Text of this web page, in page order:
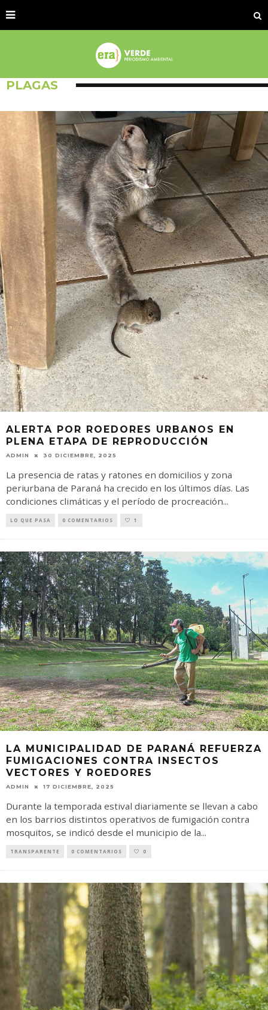
PLAGAS
ALERTA POR ROEDORES URBANOS EN
PLENA ETAPA DE REPRODUCCIÓN
ADMIN 30 DICIEMBRE, 2025
La presencia de ratas y ratones en domicilios y zona
periurbana de Paraná ha crecido en los últimos días. Las
condiciones climáticas y el período de procreación...
LO QUE PASA 0 COMENTARIOS 1
LA MUNICIPALIDAD DE PARANÁ REFUERZA
FUMIGACIONES CONTRA INSECTOS
VECTORES Y ROEDORES
ADMIN 17 DICIEMBRE, 2025
Durante la temporada estival diariamente se llevan a cabo
en los barrios distintos operativos de fumigación contra
mosquitos, se indicó desde el municipio de la...
TRANSPARENTE 0 COMENTARIOS 0